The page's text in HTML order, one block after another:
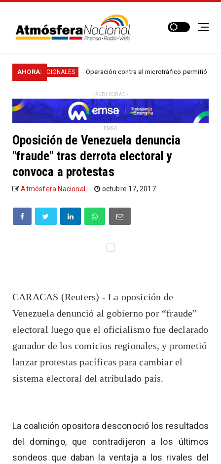
AHORA:
NACIONALES Operación contra el microtráfico permitió que la
- PUBLICIDAD -
EMSA
Oposición de Venezuela denuncia
"fraude" tras derrota electoral y
convoca a protestas
Atmósfera Nacional octubre 17, 2017
CARACAS (Reuters) - La oposición de
Venezuela denunció al gobierno por “fraude”
electoral luego que el oficialismo fue declarado
ganador de los comicios regionales, y prometió
lanzar protestas pacíficas para cambiar el
sistema electoral del atribulado país.
La coalición opositora desconoció los resultados
del domingo, que contradijeron a los últimos
sondeos que daban la ventaja a los rivales del